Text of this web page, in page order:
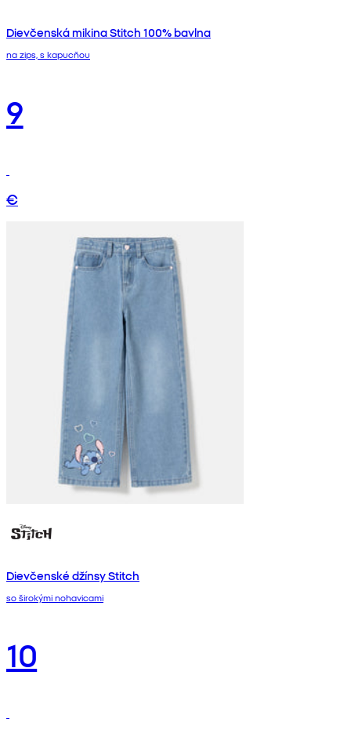
Dievčenská mikina Stitch 100% bavlna
na zips, s kapucňou
9
€
Dievčenské džínsy Stitch
so širokými nohavicami
10